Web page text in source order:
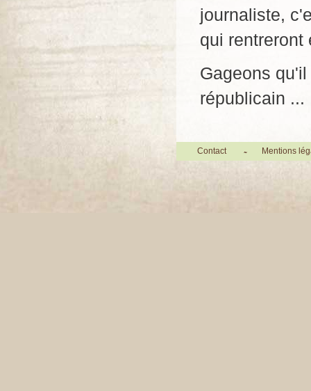
journaliste,
qui rentreront
Gageons
républicain ...
Contact Mentions